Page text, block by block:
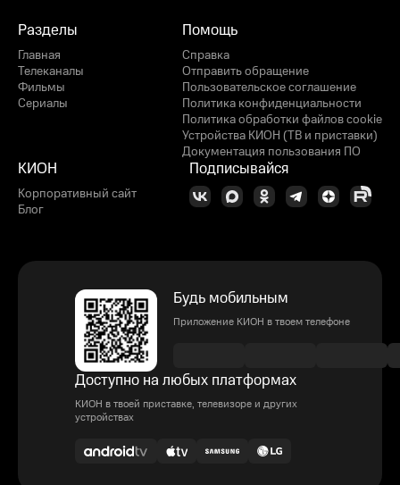
Разделы
Главная
Телеканалы
Фильмы
Сериалы
Помощь
Справка
Отправить обращение
Пользовательское соглашение
Политика конфиденциальности
Политика обработки файлов cookie
Устройства КИОН (ТВ и приставки)
Документация пользования ПО
КИОН
Корпоративный сайт
Блог
Подписывайся
Будь мобильным
Приложение КИОН в твоем телефоне
Доступно на любых платформах
КИОН в твоей приставке, телевизоре и других
устройствах